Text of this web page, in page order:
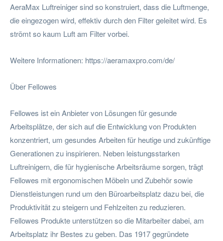
AeraMax Luftreiniger sind so konstruiert, dass die Luftmenge,
die eingezogen wird, effektiv durch den Filter geleitet wird. Es
strömt so kaum Luft am Filter vorbei.
Weitere Informationen: https://aeramaxpro.com/de/
Über Fellowes
Fellowes ist ein Anbieter von Lösungen für gesunde
Arbeitsplätze, der sich auf die Entwicklung von Produkten
konzentriert, um gesundes Arbeiten für heutige und zukünftige
Generationen zu inspirieren. Neben leistungsstarken
Luftreinigern, die für hygienische Arbeitsräume sorgen, trägt
Fellowes mit ergonomischen Möbeln und Zubehör sowie
Dienstleistungen rund um den Büroarbeitsplatz dazu bei, die
Produktivität zu steigern und Fehlzeiten zu reduzieren.
Fellowes Produkte unterstützen so die Mitarbeiter dabei, am
Arbeitsplatz ihr Bestes zu geben. Das 1917 gegründete